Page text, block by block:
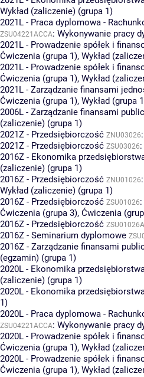
Wykład (zaliczenie) (grupa 1)
2021L - Praca dyplomowa -
ZSU04221ACCA: Wykonywanie pracy
2021L - Prowadzenie spółek i
Ćwiczenia (grupa 1), Wykład
2021L - Prowadzenie spółek i
Ćwiczenia (grupa 1), Wykład
2021L - Zarządzanie finansami
Ćwiczenia (grupa 1), Wykład (grupa
2006L - Zarządzanie finansami
(zaliczenie) (grupa 1)
2021Z - Przedsiębiorczość ZNU03026:
2021Z - Przedsiębiorczość ZSU03026:
2016Z - Ekonomika
(zaliczenie) (grupa 1)
2016Z - Przedsiębiorczość ZNU01026:
Wykład (zaliczenie) (grupa 1)
2016Z - Przedsiębiorczość ZSU01026:
Ćwiczenia (grupa 3), Ćwiczenia
2016Z - Przedsiębiorczość
2016Z - Seminarium dyplomowe
2016Z - Zarządzanie finansami
(egzamin) (grupa 1)
2020L - Ekonomika przedsiębiorstwa
(zaliczenie) (grupa 1)
2020L - Ekonomika przedsiębiorstwa
1)
2020L - Praca dyplomowa -
ZSU04221ACCA: Wykonywanie pracy
2020L - Prowadzenie spółek i
Ćwiczenia (grupa 1), Wykład
2020L - Prowadzenie spółek i
Ćwiczenia (grupa 1), Wykład